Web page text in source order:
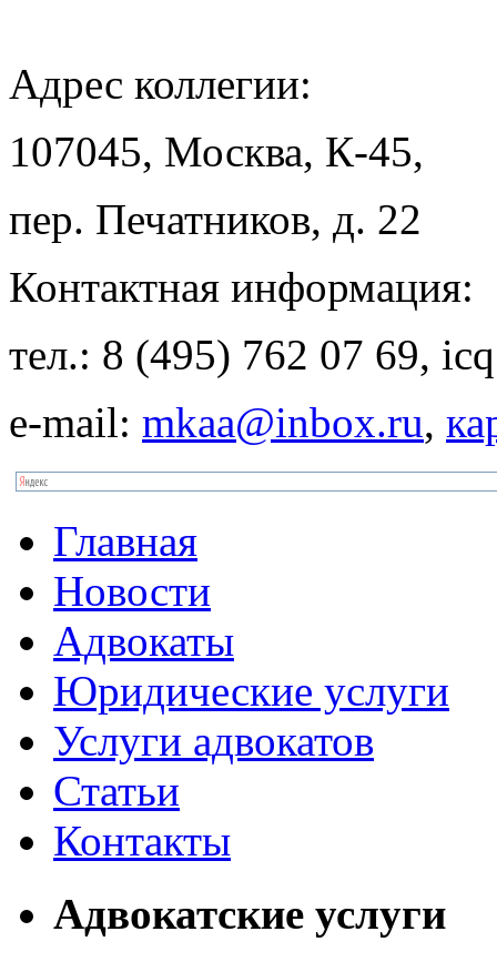
Адрес коллегии:
107045, Москва, К-45,
пер. Печатников, д. 22
Контактная информация:
тел.: 8 (495) 762 07 69,
e-mail: mkaa@inbox.ru,
Главная
Новости
Адвокаты
Юридические услуги
Услуги адвокатов
Статьи
Контакты
Адвокатские услуги